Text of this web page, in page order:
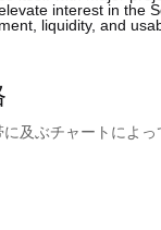
interest in the
liquidity, and
及ぶチャートによっ